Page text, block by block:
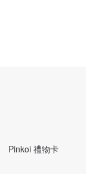
Pinkoi 禮物卡